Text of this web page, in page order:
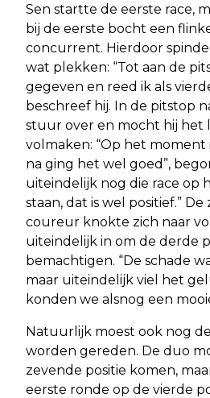
Sen startte de eerste race,
bij de eerste bocht een
concurrent. Hierdoor
wat plekken: “Tot aan de
gegeven en reed ik als
beschreef hij. In de pitstop
stuur over en mocht hij het
volmaken: “Op het
na ging het wel goed”,
uiteindelijk nog die race op
staan, dat is wel positief.”
coureur knokte zich naar
uiteindelijk in om de derde
bemachtigen. “De schade
maar uiteindelijk viel het
konden we alsnog een
Natuurlijk moest ook nog
worden gereden. De duo
zevende positie komen,
eerste ronde op de vierde